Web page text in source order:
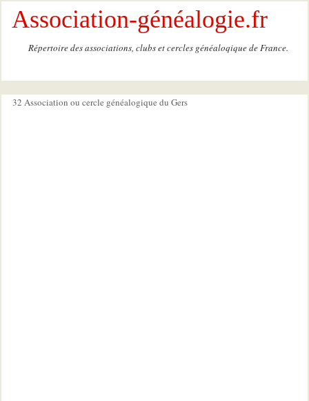
Association-généalogie.fr
Répertoire des associations, clubs et cercles généaloqique de France.
32 Association ou cercle généalogique du Gers